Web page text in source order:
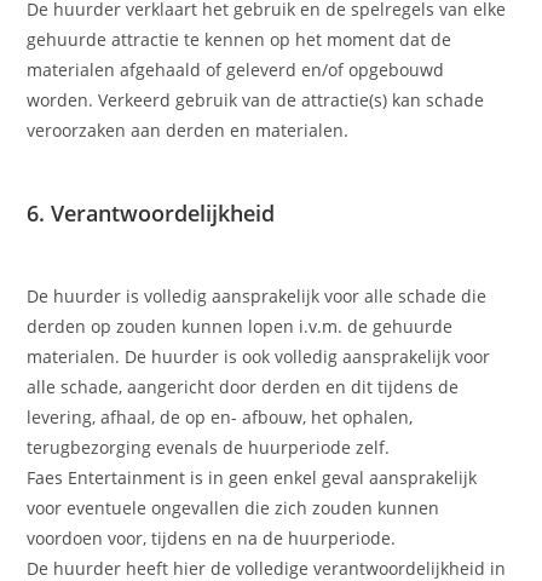
De huurder verklaart het gebruik en de spelregels van elke
gehuurde attractie te kennen op het moment dat de
materialen afgehaald of geleverd en/of opgebouwd
worden. Verkeerd gebruik van de attractie(s) kan schade
veroorzaken aan derden en materialen.
6. Verantwoordelijkheid
De huurder is volledig aansprakelijk voor alle schade die
derden op zouden kunnen lopen i.v.m. de gehuurde
materialen. De huurder is ook volledig aansprakelijk voor
alle schade, aangericht door derden en dit tijdens de
levering, afhaal, de op en- afbouw, het ophalen,
terugbezorging evenals de huurperiode zelf.
Faes Entertainment is in geen enkel geval aansprakelijk
voor eventuele ongevallen die zich zouden kunnen
voordoen voor, tijdens en na de huurperiode.
De huurder heeft hier de volledige verantwoordelijkheid in